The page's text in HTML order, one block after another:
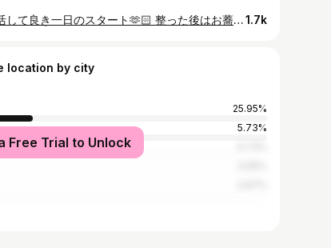
朝からサ活して良き一日のスタート🫶🏻 整った後はお蕎麦屋さんでガッツリlunch~最高！1.7k
location by city
25.95%
5.73%
Free Trial to Unlock